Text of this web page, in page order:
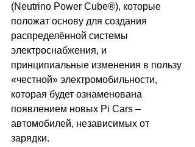
(Neutrino Power Cube®), которые
положат основу для создания
распределённой системы
электроснабжения, и
принципиальные изменения в пользу
«честной» электромобильности,
которая будет ознаменована
появлением новых Pi Cars –
автомобилей, независимых от
зарядки.